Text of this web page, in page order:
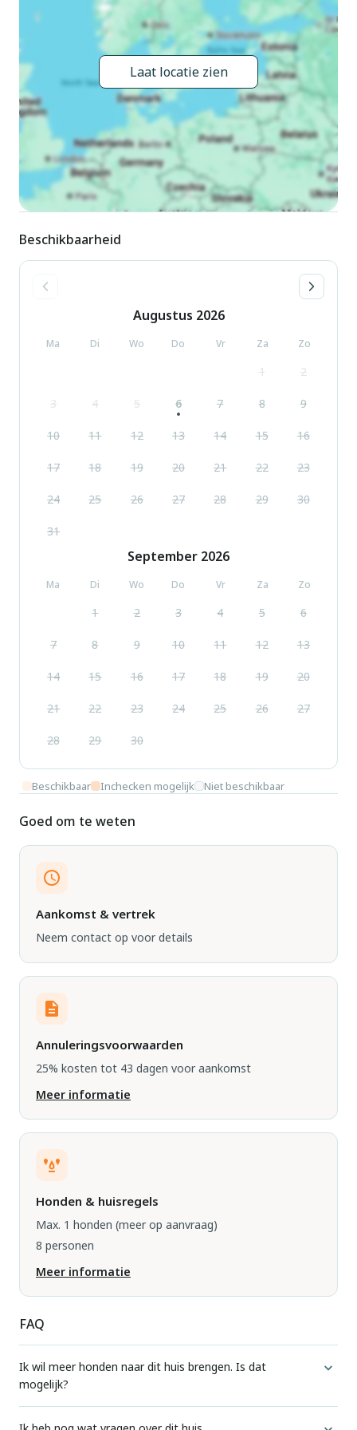
leuke activiteiten in de omgeving. De stranden hier zijn
kindvriendelijk, zodat u met het hele gezin kunt genieten van
onbezorgde stranddagen. U kunt ook heerlijk fietsen en
wandelen in het heuvelachtige landschap.
Verheug u op een onvergetelijke vakantie in een prachtige
omgeving in dit vakantiehuis!
Laat locatie zien
Beschikbaarheid
Augustus 2026
Ma Di Wo Do Vr Za Zo
1 2
3 4 5 6 7 8 9
10 11 12 13 14 15 16
17 18 19 20 21 22 23
24 25 26 27 28 29 30
31
September 2026
Ma Di Wo Do Vr Za Zo
1 2 3 4 5 6
7 8 9 10 11 12 13
14 15 16 17 18 19 20
21 22 23 24 25 26 27
28 29 30
Beschikbaar Inchecken mogelijk Niet beschikbaar
Goed om te weten
Aankomst & vertrek
Neem contact op voor details
Annuleringsvoorwaarden
25% kosten tot 43 dagen voor aankomst
Meer informatie
Honden & huisregels
Max. 1 honden (meer op aanvraag)
8 personen
Meer informatie
FAQ
Ik wil meer honden naar dit huis brengen. Is dat
mogelijk?
Voor elke accommodatie geven we aan hoeveel honden